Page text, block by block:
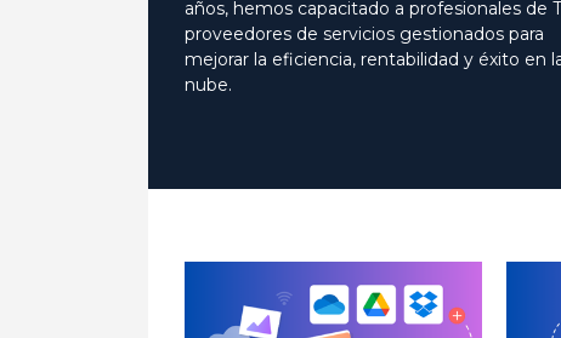
años, hemos capacitado a profesionales de
proveedores de servicios gestionados para
mejorar la eficiencia, rentabilidad y éxito en
nube.